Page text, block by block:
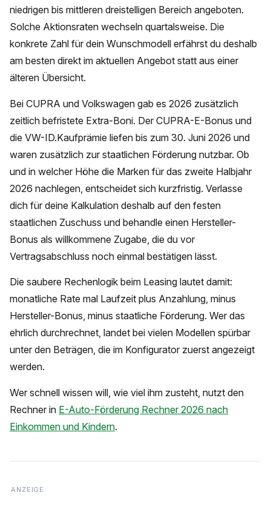
niedrigen bis mittleren dreistelligen Bereich angeboten.
Solche Aktionsraten wechseln quartalsweise. Die
konkrete Zahl für dein Wunschmodell erfährst du deshalb
am besten direkt im aktuellen Angebot statt aus einer
älteren Übersicht.
Bei CUPRA und Volkswagen gab es 2026 zusätzlich
zeitlich befristete Extra-Boni. Der CUPRA-E-Bonus und
die VW-ID.Kaufprämie liefen bis zum 30. Juni 2026 und
waren zusätzlich zur staatlichen Förderung nutzbar. Ob
und in welcher Höhe die Marken für das zweite Halbjahr
2026 nachlegen, entscheidet sich kurzfristig. Verlasse
dich für deine Kalkulation deshalb auf den festen
staatlichen Zuschuss und behandle einen Hersteller-
Bonus als willkommene Zugabe, die du vor
Vertragsabschluss noch einmal bestätigen lässt.
Die saubere Rechenlogik beim Leasing lautet damit:
monatliche Rate mal Laufzeit plus Anzahlung, minus
Hersteller-Bonus, minus staatliche Förderung. Wer das
ehrlich durchrechnet, landet bei vielen Modellen spürbar
unter den Beträgen, die im Konfigurator zuerst angezeigt
werden.
Wer schnell wissen will, wie viel ihm zusteht, nutzt den
Rechner in E-Auto-Förderung Rechner 2026 nach
Einkommen und Kindern.